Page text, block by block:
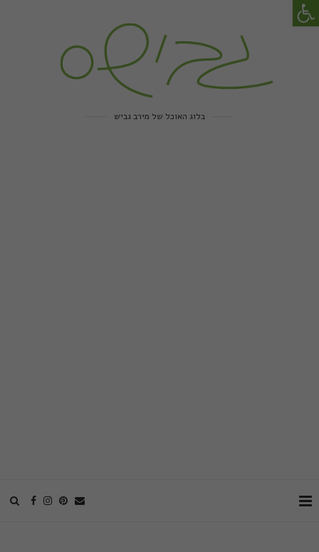
בלוג האוכל של מירב גביש